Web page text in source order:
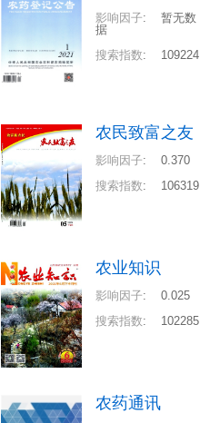
影响因子:
暂无数
据
搜索指数: 109224
农民致富之友
影响因子: 0.370
搜索指数: 106319
农业知识
影响因子: 0.025
搜索指数: 102285
农药通讯